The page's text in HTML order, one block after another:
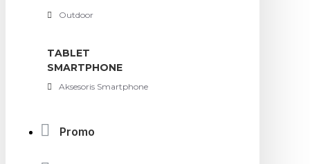
Outdoor
TABLET
SMARTPHONE
Aksesoris Smartphone
Promo